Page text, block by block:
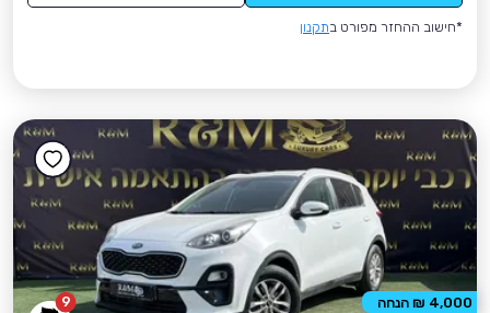
*חישוב ההחזר מפורט בתקנון
9 4,000 ₪ הנחה